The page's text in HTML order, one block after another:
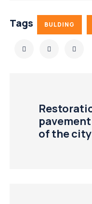
Tags BULDING
of the city